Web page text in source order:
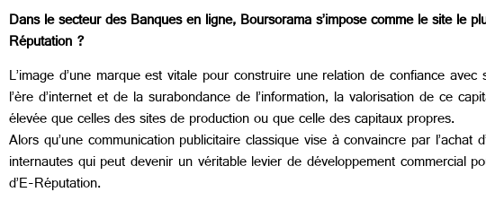
Dans le secteur des Banques en ligne, Boursorama s’impose comme le site le
Réputation ?
L’image d’une marque est vitale pour construire une relation de confiance
l’ère d’internet et de la surabondance de l’information, la valorisation de ce
élevée que celles des sites de production ou que celle des capitaux propres.
Alors qu’une communication publicitaire classique vise à convaincre par
internautes qui peut devenir un véritable levier de développement commercial
d’E-Réputation.